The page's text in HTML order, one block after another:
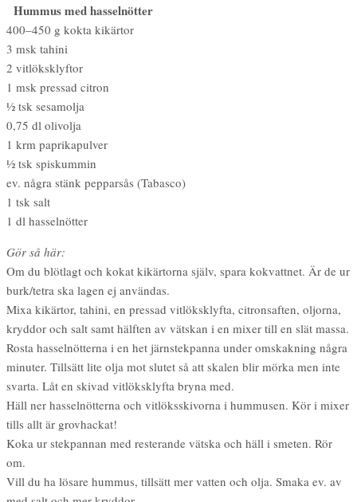
Hummus med hasselnötter
400–450 g kokta kikärtor
3 msk tahini
2 vitlöksklyftor
1 msk pressad citron
1⁄2 tsk sesamolja
0,75 dl olivolja
1 krm paprikapulver
1⁄2 tsk spiskummin
ev. några stänk pepparsås (Tabasco)
1 tsk salt
1 dl hasselnötter
Gör så här:
Om du blötlagt och kokat kikärtorna själv, spara kokvattnet. Är de ur
burk/tetra ska lagen ej användas.
Mixa kikärtor, tahini, en pressad vitlöksklyfta, citronsaften, oljorna,
kryddor och salt samt hälften av vätskan i en mixer till en slät massa.
Rosta hasselnötterna i en het järnstekpanna under omskakning några
minuter. Tillsätt lite olja mot slutet så att skalen blir mörka men inte
svarta. Låt en skivad vitlöksklyfta bryna med.
Häll ner hasselnötterna och vitlöksskivorna i hummusen. Kör i mixer
tills allt är grovhackat!
Koka ur stekpannan med resterande vätska och häll i smeten. Rör
om.
Vill du ha lösare hummus, tillsätt mer vatten och olja. Smaka ev. av